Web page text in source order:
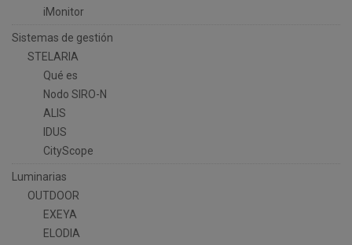
iMonitor
Sistemas de gestión
STELARIA
Qué es
Nodo SIRO-N
ALIS
IDUS
CityScope
Luminarias
OUTDOOR
EXEYA
ELODIA